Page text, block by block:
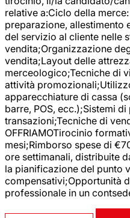
relative a:Ciclo della
preparazione, allestimento
del servizio al cliente nelle
vendita;Organizzazione
vendita;Layout delle
merceologico;Tecniche di
attività
apparecchiature di cassa
barre, POS, ecc.);Sistemi
transazioni;Tecniche di
OFFRIAMOTirocinio
mesi;Rimborso spese di
ore settimanali, distribuite
la pianificazione del punto
compensativi;Opportunità
professionale in un